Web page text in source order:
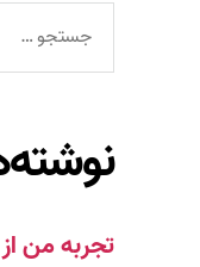
جستجوی
تجربه من